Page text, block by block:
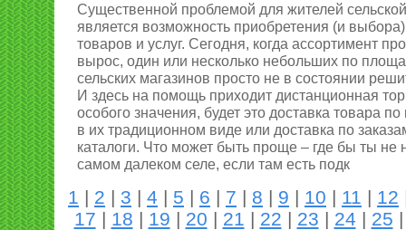
Существенной проблемой для жителей
является возможность приобретения (и
товаров и услуг. Сегодня, когда ассортимент
вырос, один или несколько небольших по
сельских магазинов просто не в состоянии
И здесь на помощь приходит дистанционная
особого значения, будет это доставка товара
в их традиционном виде или доставка по
каталоги. Что может быть проще – где бы ты не
самом далеком селе, если там есть подк
1 | 2 | 3 | 4 | 5 | 6 | 7 | 8 | 9 | 10 | 11 | 12
17 | 18 | 19 | 20 | 21 | 22 | 23 | 24 | 25